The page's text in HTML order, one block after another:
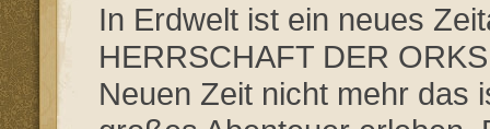
In Erdwelt ist ein neues
HERRSCHAFT DER
Neuen Zeit nicht mehr das